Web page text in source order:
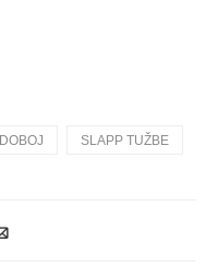
DOBOJ SLAPP TUŽBE